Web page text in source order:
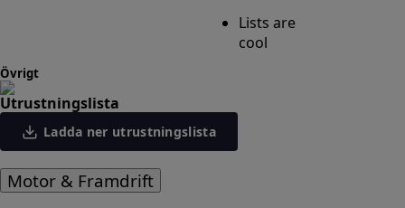
Lists are
cool
Övrigt
Utrustningslista
Ladda ner utrustningslista
Motor & Framdrift